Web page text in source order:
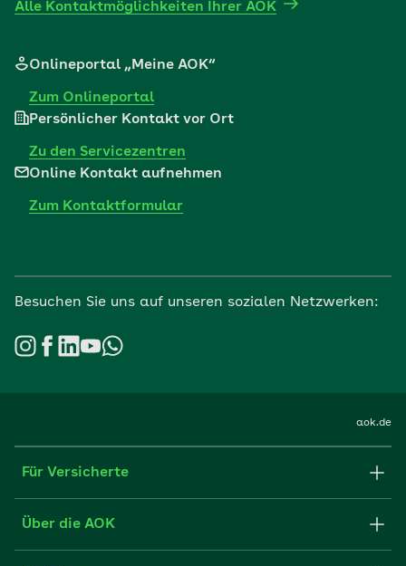
Alle Kontaktmöglichkeiten Ihrer AOK
Onlineportal „Meine AOK“
Zum Onlineportal
Persönlicher Kontakt vor Ort
Zu den Servicezentren
Online Kontakt aufnehmen
Zum Kontaktformular
Besuchen Sie uns auf unseren sozialen Netzwerken:
aok.de
Für Versicherte
Formulare und Anträge
Über die AOK